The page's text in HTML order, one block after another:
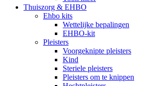
Thuiszorg & EHBO
Ehbo kits
Wettelijke bepalingen
EHBO-kit
Pleisters
Voorgeknipte pleisters
Kind
Steriele pleisters
Pleisters om te knippen